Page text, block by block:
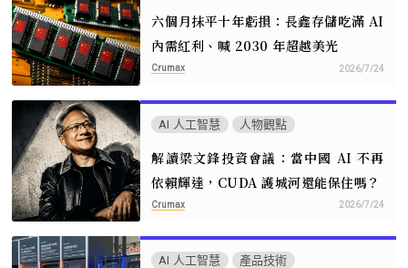
六個月抹平十年虧損：長鑫存儲吃滿 AI
內需紅利、喊 2030 年超越美光
Crumax 2026/7/24
AI 人工智慧 人物觀點
解讀梁文鋒投資會議：當中國 AI 不再
依賴輝達，CUDA 護城河還能保住嗎？
Crumax 2026/7/24
AI 人工智慧 產品技術